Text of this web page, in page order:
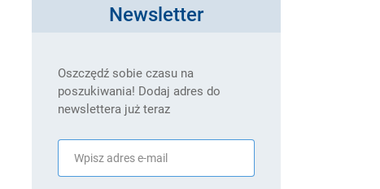
Newsletter
Oszczędź sobie czasu na
poszukiwania! Dodaj adres do
newslettera już teraz